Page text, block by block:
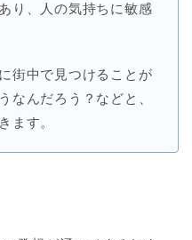
り、人の気持ちに敏感
街中で見つけることが
なんだろう？などと、
ます。